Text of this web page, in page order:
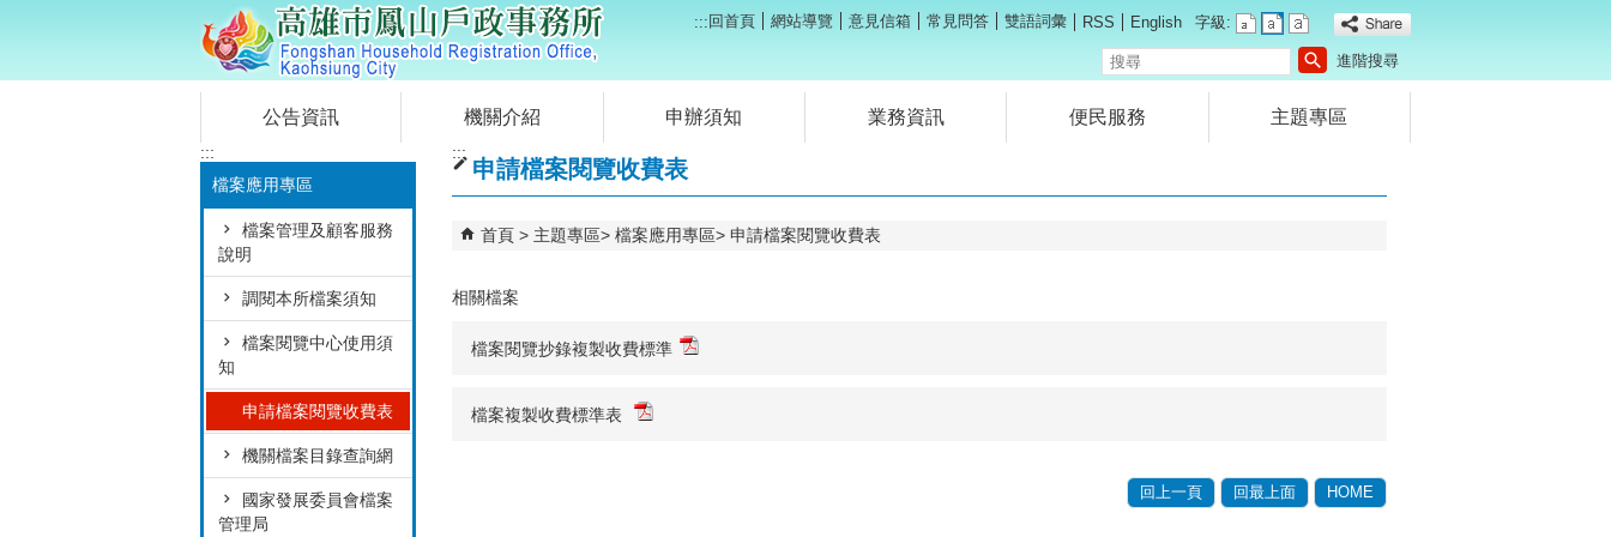
::: 回首頁 網站導覽 意見信箱 常見問答 雙語詞彙 RSS English
字級:
搜
尋
進階搜尋
公告資訊 機關介紹 申辦須知 業務資訊 便民服務 主題專區
:::
檔案應用專區
檔案管理及顧客服務
說明
調閱本所檔案須知
檔案閱覽中心使用須
知
申請檔案閱覽收費表
機關檔案目錄查詢網
國家發展委員會檔案
管理局
:::
申請檔案閱覽收費表
首頁 主題專區 檔案應用專區 申請檔案閱覽收費表
相關檔案
檔案閱覽抄錄複製收費標準
檔案複製收費標準表
回上一頁 回最上面 HOME